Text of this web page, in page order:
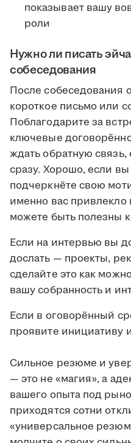
показывает вашу
роли
Нужно ли писать
собеседования
После собеседования
короткое письмо или
Поблагодарите за
ключевые
ждать обратную связь,
сразу. Хорошо, если
подчеркнёте свою
именно вас
можете быть полезны
Если на интервью вы
дослать — проекты,
сделайте это как
вашу собранность и
Если в оговорённый
проявите инициативу
Сильное резюме и
— это не «магия», а
вашего опыта под
приходятся сотни
«универсальное